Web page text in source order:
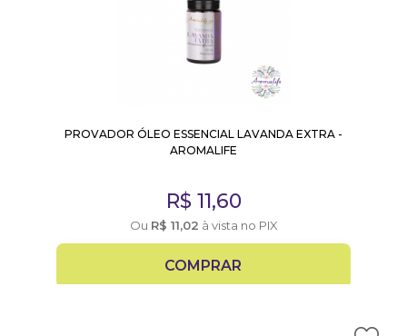
PROVADOR ÓLEO ESSENCIAL LAVANDA EXTRA -
AROMALIFE
R$ 11,60
Ou R$ 11,02 à vista no PIX
COMPRAR